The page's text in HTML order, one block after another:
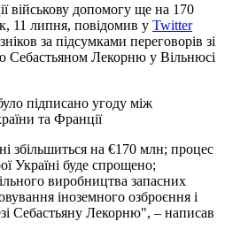
військову допомогу ще на 170
11 липня, повідомив у Twitter
за підсумками переговорів зі
Себастьяном Лекорню у Вільнюсі
підписано угоду між
та Франції
збільшиться на €170 млн; процес
Україні буде спрощено;
виробництва запасних
іноземного озброєння і
Себастьяну Лекорню", – написав